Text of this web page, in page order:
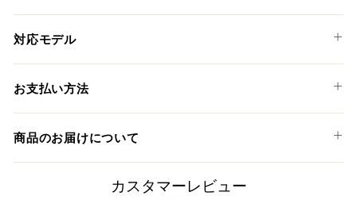
る
対応モデル
DUCATI
DESERTX '22-25
DESERTX DISCOVERY '25
HYPERMOTARD 939 SP '16-18
お支払い方法
クレジットカード
商品のお届けについて
商品発送までの日数についてカスタマーレビュー